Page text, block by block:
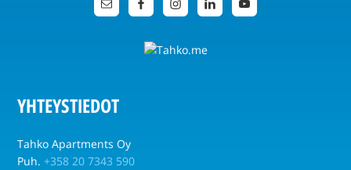
YHTEYSTIEDOT
Tahko Apartments Oy
Puh. +358 20 7343 590